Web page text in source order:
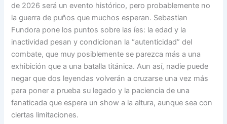
de 2026 será un evento histórico, pero probablemente no
la guerra de puños que muchos esperan. Sebastian
Fundora pone los puntos sobre las íes: la edad y la
inactividad pesan y condicionan la “autenticidad” del
combate, que muy posiblemente se parezca más a una
exhibición que a una batalla titánica. Aun así, nadie puede
negar que dos leyendas volverán a cruzarse una vez más
para poner a prueba su legado y la paciencia de una
fanaticada que espera un show a la altura, aunque sea con
ciertas limitaciones.